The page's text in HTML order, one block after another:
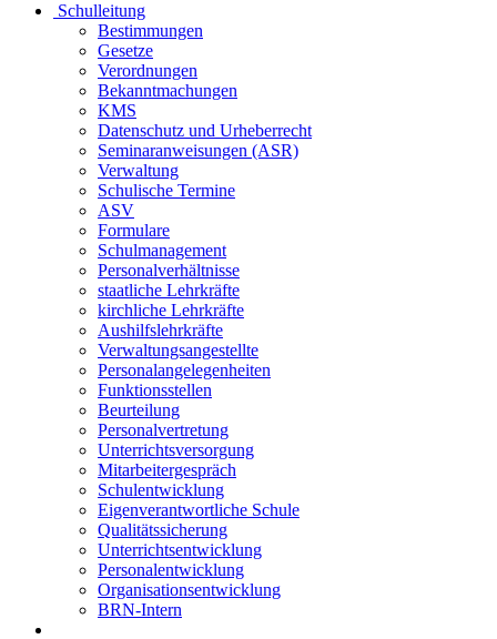
Schulleitung
Bestimmungen
Gesetze
Verordnungen
Bekanntmachungen
KMS
Datenschutz und Urheberrecht
Seminaranweisungen (ASR)
Verwaltung
Schulische Termine
ASV
Formulare
Schulmanagement
Personalverhältnisse
staatliche Lehrkräfte
kirchliche Lehrkräfte
Aushilfslehrkräfte
Verwaltungsangestellte
Personalangelegenheiten
Funktionsstellen
Beurteilung
Personalvertretung
Unterrichtsversorgung
Mitarbeitergespräch
Schulentwicklung
Eigenverantwortliche Schule
Qualitätssicherung
Unterrichtsentwicklung
Personalentwicklung
Organisationsentwicklung
BRN-Intern